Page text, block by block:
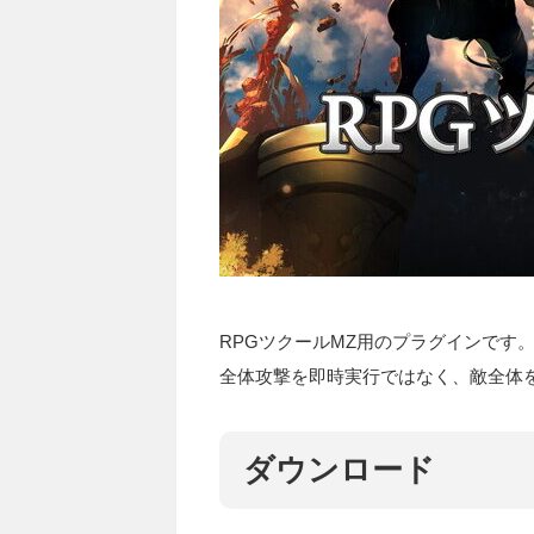
RPGツクールMZ用のプラグインです。
全体攻撃を即時実行ではなく、敵全体
ダウンロード